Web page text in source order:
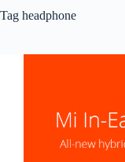
Tag headphone